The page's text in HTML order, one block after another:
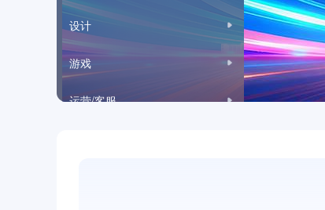
设计
游戏
运营/客服